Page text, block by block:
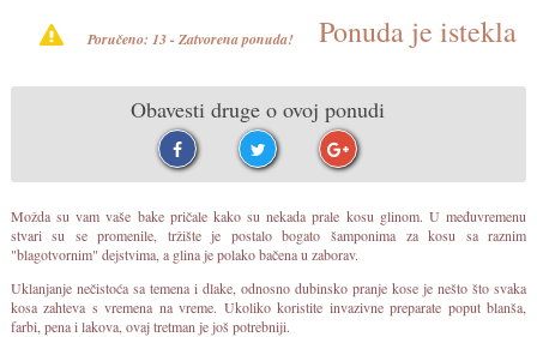
Poručeno: 13 - Zatvorena ponuda! Ponuda je istekla
Obavesti druge o ovoj ponudi
Možda su vam vaše bake pričale kako su nekada prale kosu glinom. U međuvremenu
stvari su se promenile, tržište je postalo bogato šamponima za kosu sa raznim
"blagotvornim" dejstvima, a glina je polako bačena u zaborav.
Uklanjanje nečistoća sa temena i dlake, odnosno dubinsko pranje kose je nešto što svaka
kosa zahteva s vremena na vreme. Ukoliko koristite invazivne preparate poput blanša,
farbi, pena i lakova, ovaj tretman je još potrebniji.